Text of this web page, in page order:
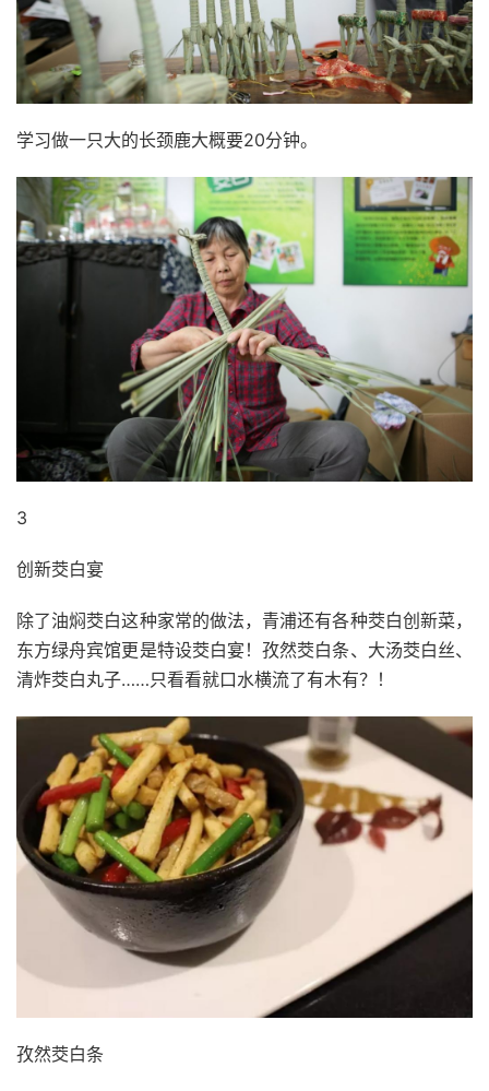
学习做一只大的长颈鹿大概要20分钟。
3
创新茭白宴
除了油焖茭白这种家常的做法，青浦还有各种茭白创新菜，
东方绿舟宾馆更是特设茭白宴！孜然茭白条、大汤茭白丝、
清炸茭白丸子……只看看就口水横流了有木有？！
孜然茭白条